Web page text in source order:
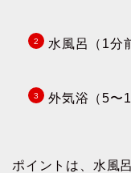
水風呂（1分
外気浴（5〜
ポイントは、水風